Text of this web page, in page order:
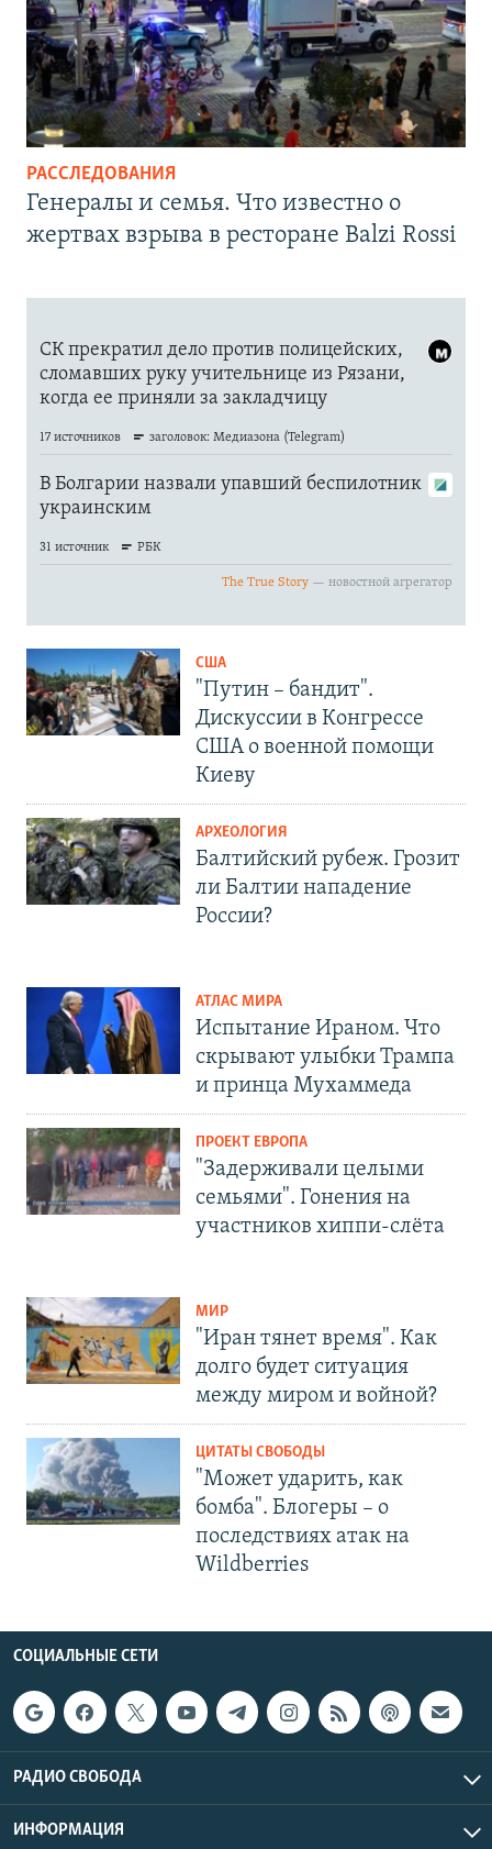
РАССЛЕДОВАНИЯ
Генералы и семья. Что известно о
жертвах взрыва в ресторане Balzi Rossi
США
"Путин – бандит".
Дискуссии в Конгрессе
США о военной помощи
Киеву
АРХЕОЛОГИЯ
Балтийский рубеж. Грозит
ли Балтии нападение
России?
АТЛАС МИРА
Испытание Ираном. Что
скрывают улыбки Трампа
и принца Мухаммеда
ПРОЕКТ ЕВРОПА
"Задерживали целыми
семьями". Гонения на
участников хиппи-слёта
МИР
"Иран тянет время". Как
долго будет ситуация
между миром и войной?
ЦИТАТЫ СВОБОДЫ
"Может ударить, как
бомба". Блогеры – о
последствиях атак на
Wildberries
СОЦИАЛЬНЫЕ СЕТИ
РАДИО СВОБОДА
ИНФОРМАЦИЯ